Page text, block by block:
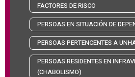
FACTORES DE RISCO
PERSOAS EN SITUACIÓN DE
PERSOAS PERTENCENTES A
PERSOAS RESIDENTES EN
(CHABOLISMO)